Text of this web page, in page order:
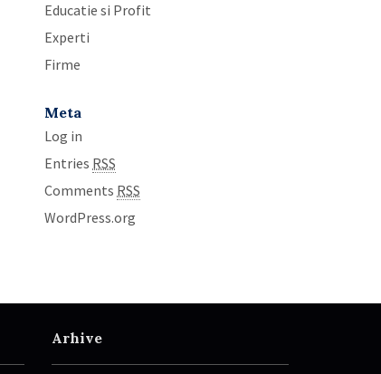
Educatie si Profit
Experti
Firme
Meta
Log in
Entries RSS
Comments RSS
WordPress.org
Arhive